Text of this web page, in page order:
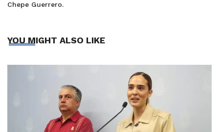
Chepe Guerrero.
YOU MIGHT ALSO LIKE